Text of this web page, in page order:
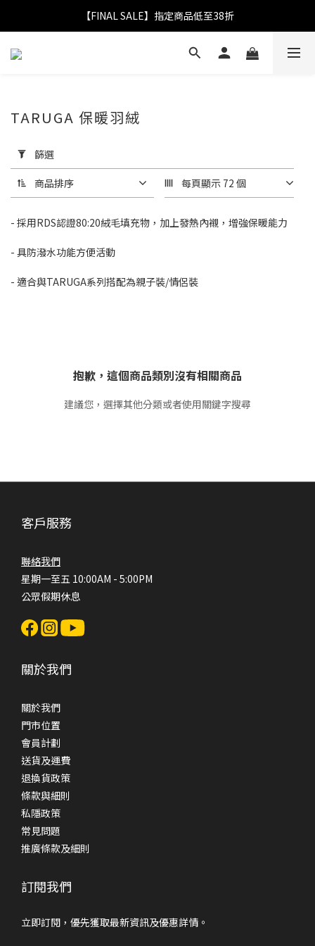
【FINAL SALE】指定商品低至38折
【FINAL SALE】指定商品低至38折
折實滿$2,000送LOGO野餐墊｜滿$2,999送經典保溫杯
【FINAL SALE】指定商品低至38折
用
篩
選
(0/20)
(HK$)
TARUGA 保暖羽絨
篩選
商品排序 每頁顯示 72 個
- 採用RDS認證80:20絨毛填充物 ，加上發熱內襯，增強保暖能力
- 具防潑水功能方便活動
- 適合與TARUGA系列搭配為親子裝/情侶裝
抱歉，這個商品類別沒有相關商品
建議您，選擇其他分類或者使用關鍵字搜尋
客戶服務
聯絡我們
星期一至五 10:00AM - 5:00PM
公眾假期休息
關於我們
關於我們
門市位置
會員計劃
送貨及運費
退換貨政策
條款與細則
私隱政策
常見問題
推廣條款及細則
訂閱我們
立即訂閱，優先獲取最新資訊及優惠詳情。